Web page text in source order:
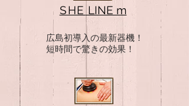
SHE LINE m
広島初導入の最新器機！
短時間で驚きの効果！